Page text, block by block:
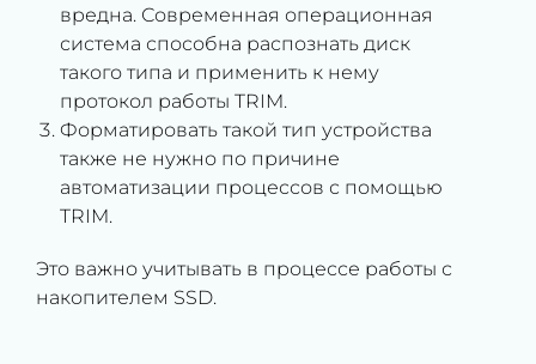
вредна. Современная операционная
система способна распознать диск
такого типа и применить к нему
протокол работы TRIM.
Форматировать такой тип устройства
также не нужно по причине
автоматизации процессов с помощью
TRIM.
Это важно учитывать в процессе работы с
накопителем SSD.